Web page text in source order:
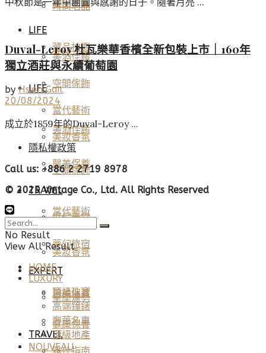
時尚名品
藏品拍賣
LIFE
美酒佳餚
空間傢飾
當代藝術
美妝香氛
醫美保養
TRAVEL
藏品拍賣
LIFE
美酒佳餚
空間傢飾
當代藝術
美妝香氛
醫美保養
TRAVEL
度假天堂
夢幻旅宿
EXPERT
星座運勢
健康保養
Duval-Leroy 杜瓦樂華香檳全新包裝上市｜160年
獨立酒莊與永續葡萄園
by Hsieh Gail
20/08/2024
成立於1859年的Duval-Leroy ...
隱私權政策
Call us: +886 2 2719 8978
© 2025 Vintage Co., Ltd. All Rights Reserved
No Result
View All Result
HOME
LUXURY
頂級珠寶
高端鐘錶
奢華名車
頂級地產
NOUVEAU